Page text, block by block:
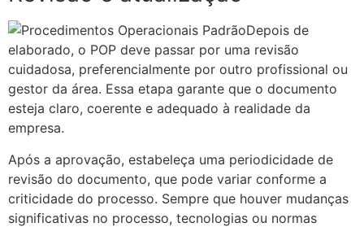
Depois de
elaborado, o POP deve passar por uma revisão
cuidadosa, preferencialmente por outro profissional ou
gestor da área. Essa etapa garante que o documento
esteja claro, coerente e adequado à realidade da
empresa.
Após a aprovação, estabeleça uma periodicidade de
revisão do documento, que pode variar conforme a
criticidade do processo. Sempre que houver mudanças
significativas no processo, tecnologias ou normas